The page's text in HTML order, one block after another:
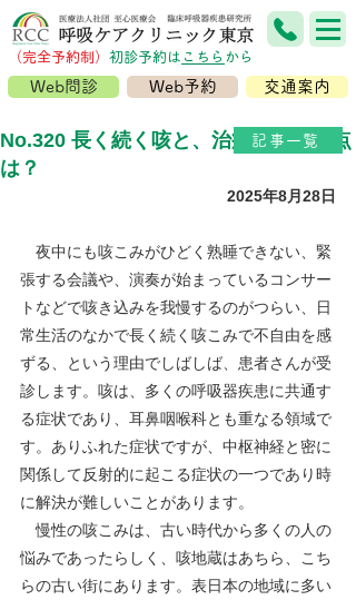
（完全予約制） ​初診予約は こちら から
Web問診 Web予約 交通案内
No.320 長く続く咳と、治療法の問題点
は？
2025年8月28日
夜中にも咳こみがひどく熟睡できない、緊
張する会議や、演奏が始まっているコンサー
トなどで咳き込みを我慢するのがつらい、日
常生活のなかで長く続く咳こみで不自由を感
ずる、という理由でしばしば、患者さんが受
診します。咳は、多くの呼吸器疾患に共通す
る症状であり、耳鼻咽喉科とも重なる領域で
す。ありふれた症状ですが、中枢神経と密に
関係して反射的に起こる症状の一つであり時
に解決が難しいことがあります。
慢性の咳こみは、古い時代から多くの人の
悩みであったらしく、咳地蔵はあちら、こち
らの古い街にあります。表日本の地域に多い
記事一覧